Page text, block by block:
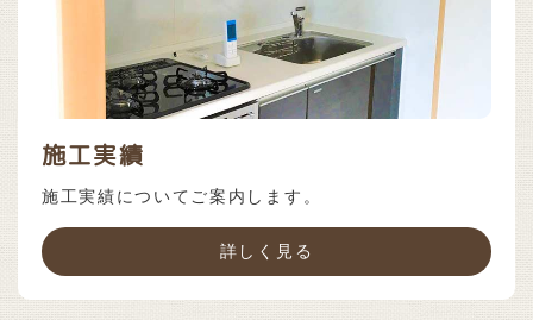
施工実績
施工実績についてご案内します。
詳しく見る